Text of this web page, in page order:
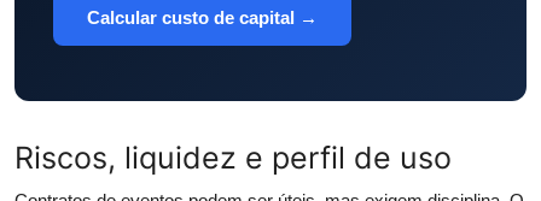
Calcular custo de capital →
Riscos, liquidez e perfil de uso